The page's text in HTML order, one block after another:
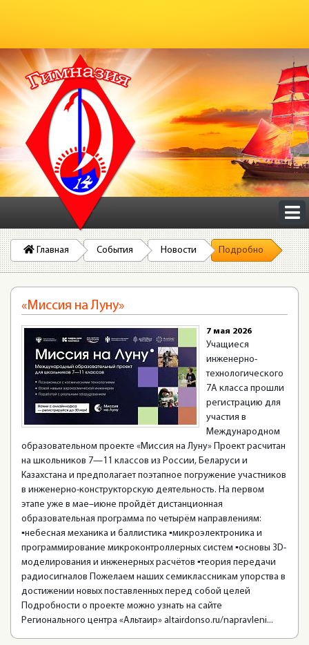
Главная События Новости Подробно
«Миссия на Луну»
7 мая 2026
Учащиеся
инженерно-
технологического
7А класса прошли
регистрацию для
участия в
Международном
образовательном проекте «Миссия на Луну» Проект расчитан
на школьников 7—11 классов из России, Беларуси и
Казахстана и предполагает поэтапное погружение участников
в инженерно-конструкторскую деятельность. На первом
этапе уже в мае–июне пройдёт дистанционная
образовательная программа по четырём направлениям:
▪небесная механика и баллистика ▪микроэлектроника и
программирование микроконтроллерных систем ▪основы 3D-
моделирования и инженерных расчётов ▪теория передачи
радиосигналов Пожелаем наших семиклассникам упорства в
достижении новых поставленных перед собой целей
Подробности о проекте можно узнать на сайте
Регионального центра «Альтаир» altairdonso.ru/napravleni...